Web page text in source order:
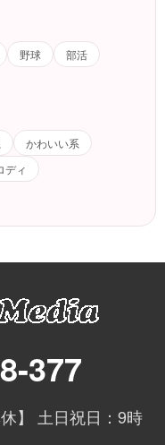
野球
部活
かわいい系
ディ
377
】 土日祝日：9時